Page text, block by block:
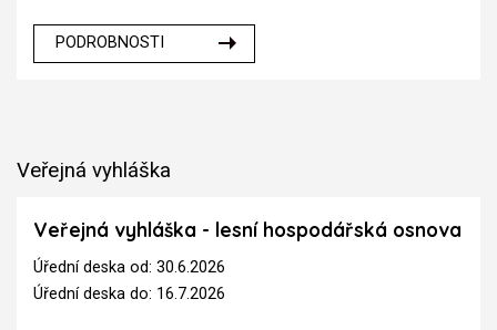
PODROBNOSTI
Veřejná vyhláška
Veřejná vyhláška - lesní hospodářská osnova
Úřední deska od: 30.6.2026
Úřední deska do: 16.7.2026